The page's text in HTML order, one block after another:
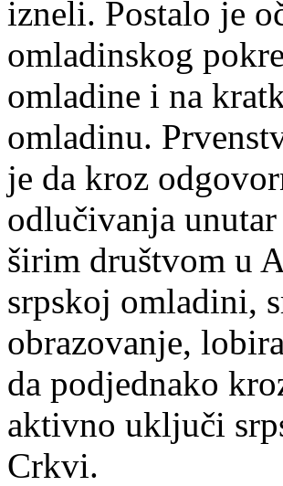
izneli. Postalo je
omladinskog
omladine i na
omladinu.
je da kroz
odlučivanja
širim društvom u
srpskoj omladini,
obrazovanje,
da podjednako
aktivno uključi
Crkvi.